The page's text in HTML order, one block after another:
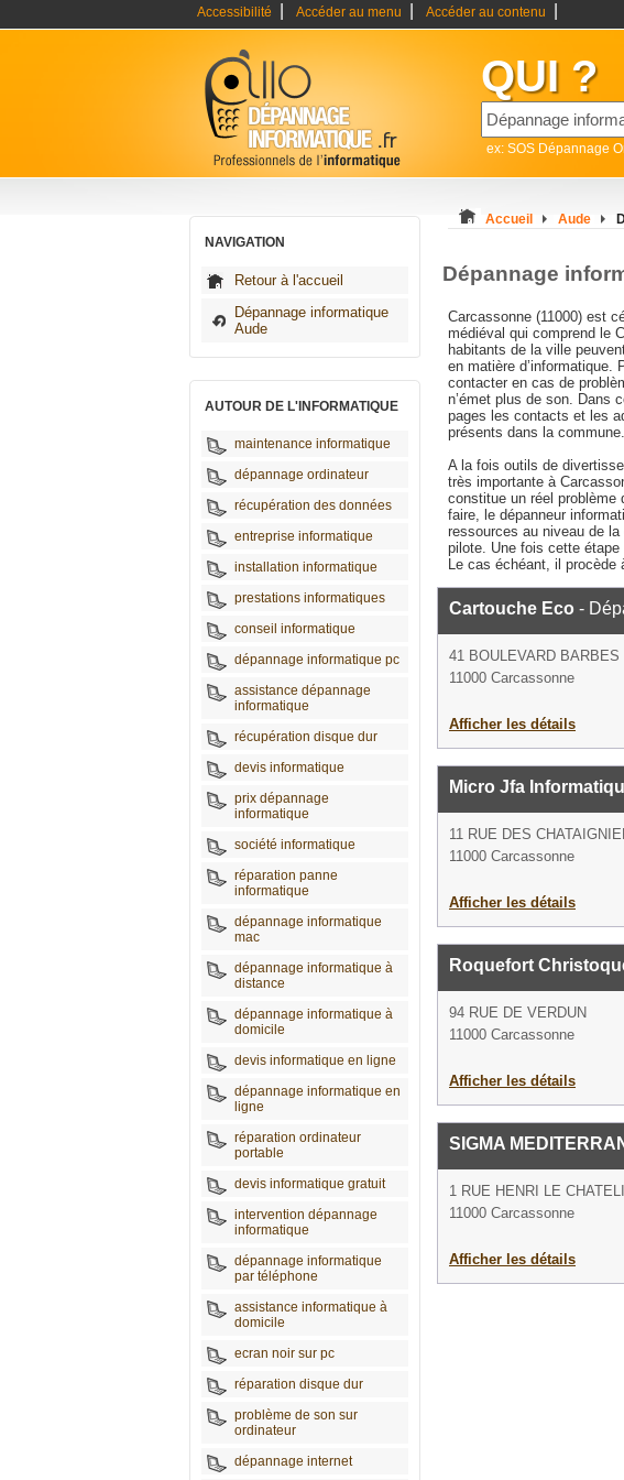
Accessibilité Accéder au menu Accéder au contenu
QUI ?
ex: SOS Dépannage
NAVIGATION
Retour à l'accueil
Dépannage informatique
Aude
AUTOUR DE L'INFORMATIQUE
maintenance informatique
dépannage ordinateur
récupération des données
entreprise informatique
installation informatique
prestations informatiques
conseil informatique
dépannage informatique pc
assistance dépannage
informatique
récupération disque dur
devis informatique
prix dépannage
informatique
société informatique
réparation panne
informatique
dépannage informatique
mac
dépannage informatique à
distance
dépannage informatique à
domicile
devis informatique en ligne
dépannage informatique en
ligne
réparation ordinateur
portable
devis informatique gratuit
intervention dépannage
informatique
dépannage informatique
par téléphone
assistance informatique à
domicile
ecran noir sur pc
réparation disque dur
problème de son sur
ordinateur
dépannage internet
Accueil Aude
Dépannage
Carcassonne (11000) est
médiéval qui comprend le
habitants de la ville
en matière d’informatique.
contacter en cas de
n’émet plus de son. Dans
pages les contacts et les
présents dans la commune.
A la fois outils de
très importante à
constitue un réel problème
faire, le dépanneur
ressources au niveau de
pilote. Une fois cette
Le cas échéant, il procède
Cartouche Eco -
41 BOULEVARD BARBES
11000 Carcassonne
Afficher les détails
Micro Jfa
11 RUE DES
11000 Carcassonne
Afficher les détails
Roquefort
94 RUE DE VERDUN
11000 Carcassonne
Afficher les détails
SIGMA
1 RUE HENRI LE
11000 Carcassonne
Afficher les détails